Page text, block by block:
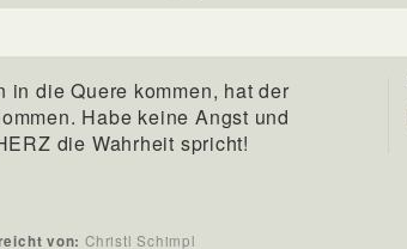
in die Quere kommen, hat der
Habe keine Angst und
die Wahrheit spricht!
von: Christl Schimpl